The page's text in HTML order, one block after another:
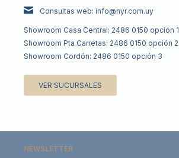
Consultas web: info@nyr.com.uy
Showroom Casa Central: 2486 0150 opción 1
Showroom Pta Carretas: 2486 0150 opción 2
Showroom Cordón: 2486 0150 opción 3
VER SUCURSALES
NEWSLETTER